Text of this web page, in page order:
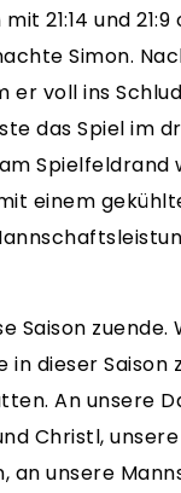
21:14 und
Simon.
er voll ins
das Spiel im
einem
Saison zuende.
in dieser Saison
An unsere
Christl,
an unsere